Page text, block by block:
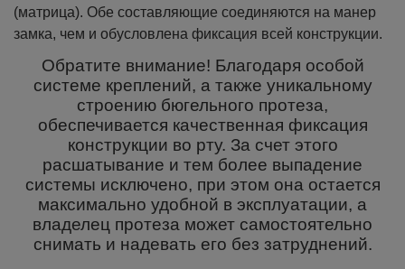
(матрица). Обе составляющие соединяются на манер
замка, чем и обусловлена фиксация всей конструкции.
Обратите внимание! Благодаря особой
системе креплений, а также уникальному
строению бюгельного протеза,
обеспечивается качественная фиксация
конструкции во рту. За счет этого
расшатывание и тем более выпадение
системы исключено, при этом она остается
максимально удобной в эксплуатации, а
владелец протеза может самостоятельно
снимать и надевать его без затруднений.